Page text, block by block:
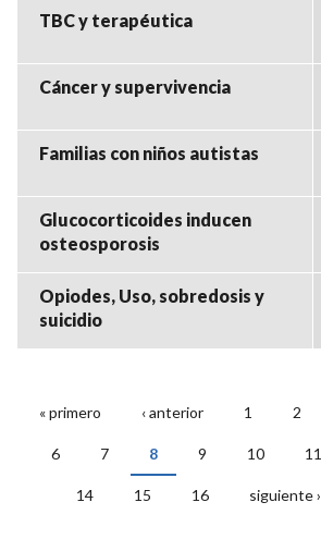
TBC y terapéutica
Cáncer y supervivencia
Familias con niños autistas
Glucocorticoides inducen
osteosporosis
Opiodes, Uso, sobredosis y
suicidio
PÁGINAS
« primero ‹ anterior 1 2
6 7 8 9 10 11
14 15 16 siguiente ›